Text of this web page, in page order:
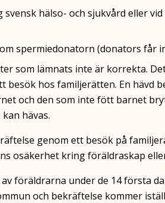
hälso- och sjukvård eller
spermiedonatorn (donators får
som lämnats inte är korrekta.
besök hos familjerätten. En hävd
och den som inte fött barnet
hävas.
genom ett besök på
osäkerhet kring föräldraskap
föräldrarna under de 14 första
och bekräftelse kommer